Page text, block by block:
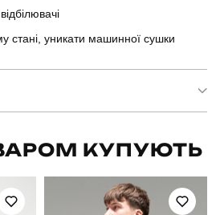
стані, уникати машинної сушки
SOpr2880Mba
КУПУЮТЬ